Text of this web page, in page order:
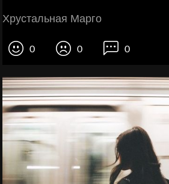
Хрустальная Марго
0 0 0